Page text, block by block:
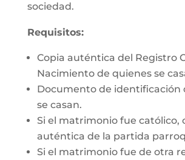
sociedad.
Requisitos:
Copia auténtica del Registro
Nacimiento de quienes se
Documento de identificación
se casan.
Si el matrimonio fue católico,
auténtica de la partida
Si el matrimonio fue de otra